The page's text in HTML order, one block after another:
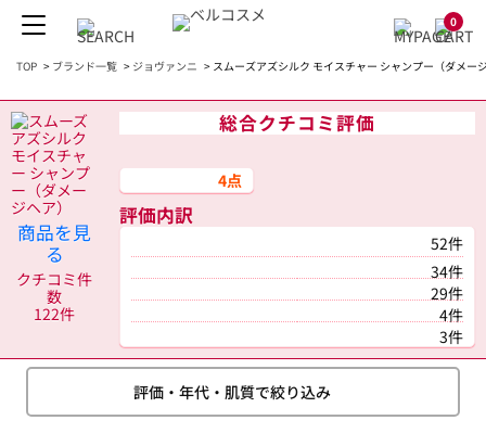
0
TOP > ブランド一覧 > ジョヴァンニ > スムーズアズシルク モイスチャー シャンプー（ダメー
商品を見
る
クチコミ件
数
122件
総合クチコミ評価
4点
評価内訳
52件
34件
29件
4件
3件
評価・年代・肌質で絞り込み